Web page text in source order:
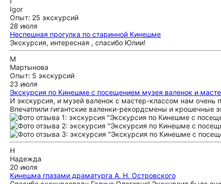
Igor
Опыт: 25 экскурсий
28 июля
Неспешная прогулка по старинной Кинешме
Экскурсия, интересная , спасибо Юлии!
М
Мартынова
Опыт: 5 экскурсий
23 июля
Экскурсия по Кинешме с посещением музея валенок и
И экскурсия, и музей валенок с мастер-классом нам
Впечатлили гигантские валенки-рекордсмены и крошечные
Н
Надежда
20 июля
Кинешма глазами драматурга А. Н. Островского